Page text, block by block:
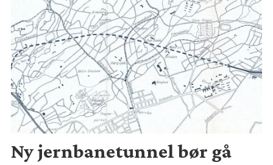
Ny jernbanetunnel bør gå